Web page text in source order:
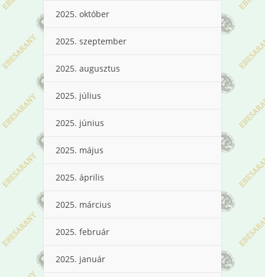
2025. október
2025. szeptember
2025. augusztus
2025. július
2025. június
2025. május
2025. április
2025. március
2025. február
2025. január